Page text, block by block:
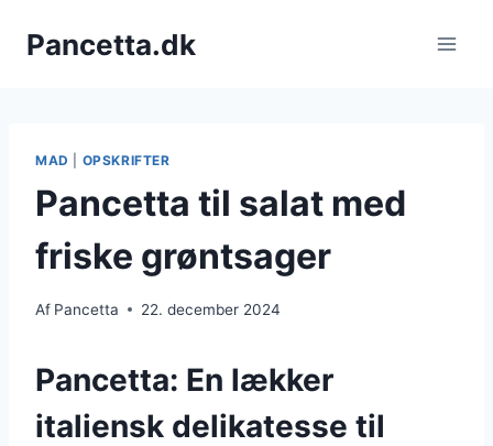
Pancetta.dk
MAD OPSKRIFTER
Pancetta til salat med
friske grøntsager
Af Pancetta 22. december 2024
Pancetta: En lækker
italiensk delikatesse til